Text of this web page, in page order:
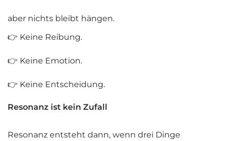
aber nichts bleibt hängen.
👉 Keine Reibung.
👉 Keine Emotion.
👉 Keine Entscheidung.
Resonanz ist kein Zufall
Resonanz entsteht dann, wenn drei Dinge